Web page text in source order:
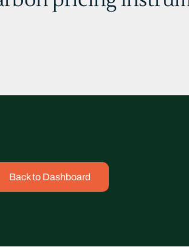
Back to Dashboard